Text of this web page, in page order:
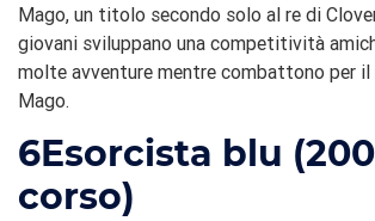
Mago, un titolo secondo solo al re di
giovani sviluppano una competitività
molte avventure mentre combattono per il
Mago.
6Esorcista blu
corso)